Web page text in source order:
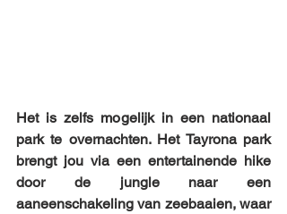
Het is zelfs mogelijk in een nationaal
park te overnachten. Het Tayrona park
brengt jou via een entertainende hike
door de jungle naar een
aaneenschakeling van zeebaaien, waar